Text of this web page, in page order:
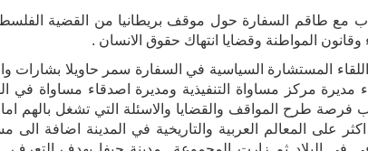
مع طاقم السفارة حول موقف بريطانيا من القضية
المواطنة وقضايا انتهاك حقوق الانسان .
المستشارة السياسية في السفارة سمر حاويلا بشارات
مديرة مركز مساواة التنفيذية ومديرة اصدقاء مساواة
فرصة طرح المواقف والقضايا والاسئلة التي تشغل بالهم
على المعالم العربية والتاريخية في المدينة اضافة